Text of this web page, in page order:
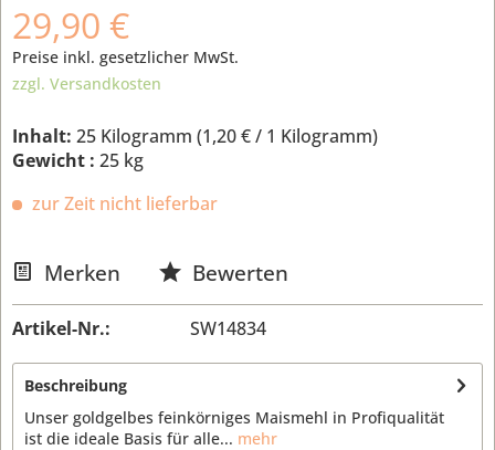
29,90 €
Preise inkl. gesetzlicher MwSt.
zzgl. Versandkosten
Inhalt: 25 Kilogramm (1,20 €/ 1 Kilogramm)
Gewicht : 25 kg
zur Zeit nicht lieferbar
Merken Bewerten
Artikel-Nr.: SW14834
Beschreibung
Unser goldgelbes feinkörniges Maismehl in Profiqualität
ist die ideale Basis für alle... mehr